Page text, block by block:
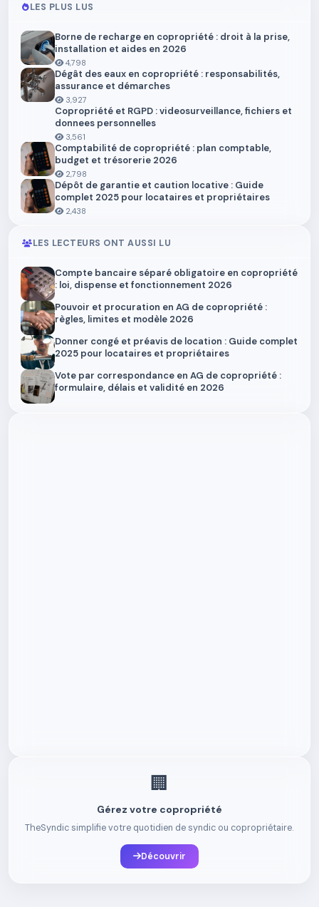
LES PLUS LUS
Borne de recharge en copropriété : droit à la prise,
installation et aides en 2026
4,798
Dégât des eaux en copropriété : responsabilités,
assurance et démarches
3,927
Copropriété et RGPD : videosurveillance, fichiers et
donnees personnelles
3,561
Comptabilité de copropriété : plan comptable,
budget et trésorerie 2026
2,798
Dépôt de garantie et caution locative : Guide
complet 2025 pour locataires et propriétaires
2,438
LES LECTEURS ONT AUSSI LU
Compte bancaire séparé obligatoire en copropriété
: loi, dispense et fonctionnement 2026
Pouvoir et procuration en AG de copropriété :
règles, limites et modèle 2026
Donner congé et préavis de location : Guide complet
2025 pour locataires et propriétaires
Vote par correspondance en AG de copropriété :
formulaire, délais et validité en 2026
🏢
Gérez votre copropriété
TheSyndic simplifie votre quotidien de syndic ou copropriétaire.
Découvrir